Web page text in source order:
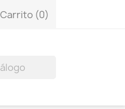
Carrito (0)